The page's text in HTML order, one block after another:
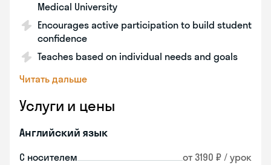
Medical University
Encourages active participation to build student
confidence
Teaches based on individual needs and goals
Читать дальше
Услуги и цены
Английский язык
С носителем от 3190 ₽ / урок